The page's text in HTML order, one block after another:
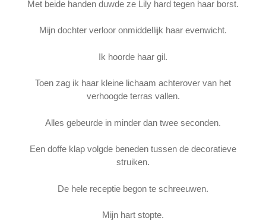
Met beide handen duwde ze Lily hard tegen haar borst.
Mijn dochter verloor onmiddellijk haar evenwicht.
Ik hoorde haar gil.
Toen zag ik haar kleine lichaam achterover van het
verhoogde terras vallen.
Alles gebeurde in minder dan twee seconden.
Een doffe klap volgde beneden tussen de decoratieve
struiken.
De hele receptie begon te schreeuwen.
Mijn hart stopte.